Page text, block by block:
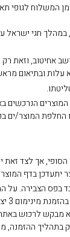
חגי ישראל
מעוניין באספקת המוצר/ים בדרך של משלוח, יוכל לאסוף את המוצר/ים שהזמין ורכש
הנרכשים
החלפת המוצר/ים
אך לצד זאת
יתעדכן בדף
בפס הצבירה.
הספוטים/
מבקש לרכוש
ההזמנה,